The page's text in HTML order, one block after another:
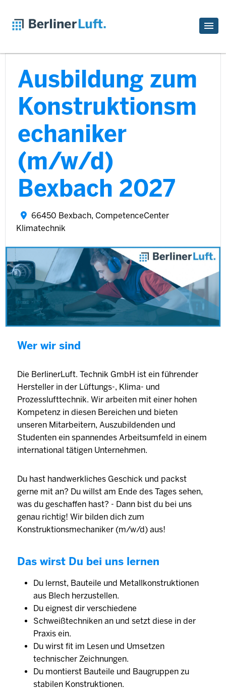
Ausbildung zum
Konstruktionsm
echaniker
(m/w/d)
Bexbach 2027
66450 Bexbach, CompetenceCenter
Klimatechnik
Wer wir sind
Die BerlinerLuft. Technik GmbH ist ein führender
Hersteller in der Lüftungs-, Klima- und
Prozesslufttechnik. Wir arbeiten mit einer hohen
Kompetenz in diesen Bereichen und bieten
unseren Mitarbeitern, Auszubildenden und
Studenten ein spannendes Arbeitsumfeld in einem
international tätigen Unternehmen.
Du hast handwerkliches Geschick und packst
gerne mit an? Du willst am Ende des Tages sehen,
was du geschaffen hast? - Dann bist du bei uns
genau richtig! Wir bilden dich zum
Konstruktionsmechaniker (m/w/d) aus!
Das wirst Du bei uns lernen
Du lernst, Bauteile und Metallkonstruktionen
aus Blech herzustellen.
Du eignest dir verschiedene
Schweißtechniken an und setzt diese in der
Praxis ein.
Du wirst fit im Lesen und Umsetzen
technischer Zeichnungen.
Du montierst Bauteile und Baugruppen zu
stabilen Konstruktionen.